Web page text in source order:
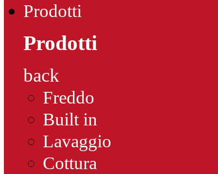
Prodotti
Prodotti
back
Freddo
Built in
Lavaggio
Cottura